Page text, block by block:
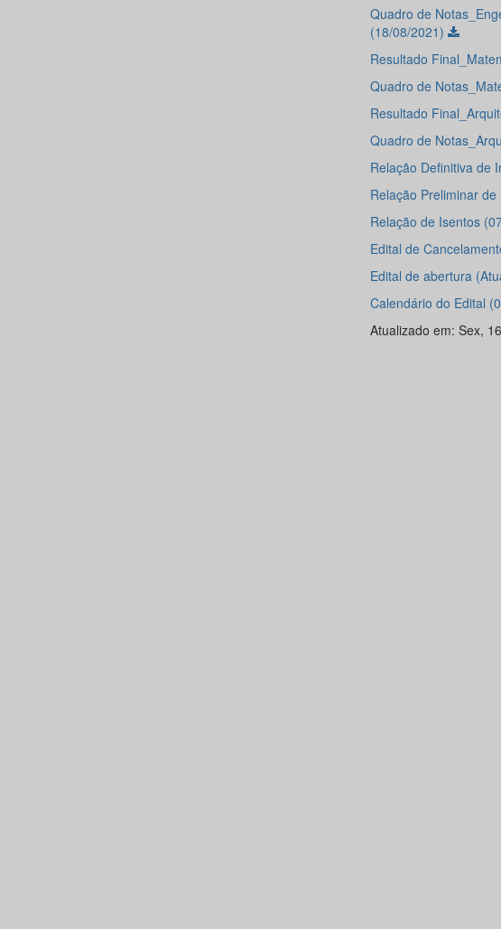
Quadro de
(18/08/2021)
Resultado
Quadro de
Resultado
Quadro de
Relação Definitiva de
Relação Preliminar
Relação de Isentos
Edital de
Edital de abertura
Calendário do Edital
Atualizado em: Sex,